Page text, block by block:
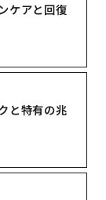
ケアと回復
と特有の兆